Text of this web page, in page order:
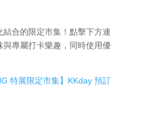
合的限定市集！點擊下方連
專屬打卡樂趣，同時使用優
特展限定市集】KKday 預訂